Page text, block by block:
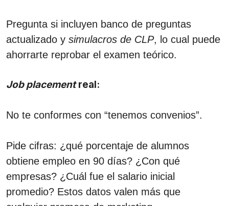
Pregunta si incluyen banco de preguntas
actualizado y simulacros de CLP, lo cual puede
ahorrarte reprobar el examen teórico.
Job placementreal:
No te conformes con “tenemos convenios”.
Pide cifras: ¿qué porcentaje de alumnos
obtiene empleo en 90 días? ¿Con qué
empresas? ¿Cuál fue el salario inicial
promedio? Estos datos valen más que